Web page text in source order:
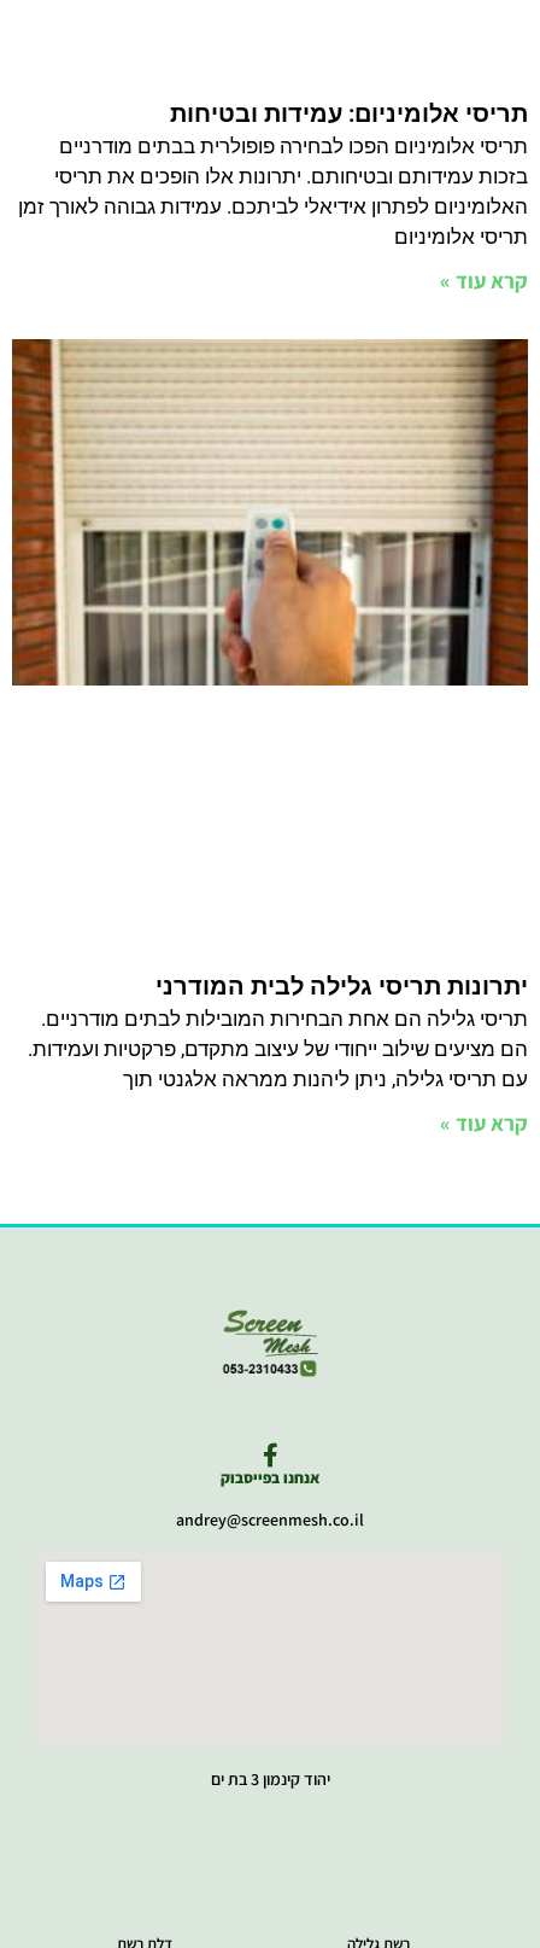
תריסי אלומיניום: עמידות ובטיחות
תריסי אלומיניום הפכו לבחירה פופולרית בבתים מודרניים
בזכות עמידותם ובטיחותם. יתרונות אלו הופכים את תריסי
האלומיניום לפתרון אידיאלי לביתכם. עמידות גבוהה לאורך זמן
תריסי אלומיניום
קרא עוד »
יתרונות תריסי גלילה לבית המודרני
תריסי גלילה הם אחת הבחירות המובילות לבתים מודרניים.
הם מציעים שילוב ייחודי של עיצוב מתקדם, פרקטיות ועמידות.
עם תריסי גלילה, ניתן ליהנות ממראה אלגנטי תוך
קרא עוד »
אנחנו בפייסבוק
andrey@screenmesh.co.il
יהוד קינמון 3 בת ים